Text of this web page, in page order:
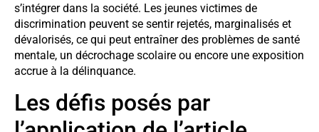
s’intégrer dans la société. Les jeunes victimes de
discrimination peuvent se sentir rejetés, marginalisés et
dévalorisés, ce qui peut entraîner des problèmes de santé
mentale, un décrochage scolaire ou encore une exposition
accrue à la délinquance.
Les défis posés par